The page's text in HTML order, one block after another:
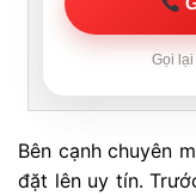
Gọi lại
Bên cạnh chuyên
đặt lên uy tín.